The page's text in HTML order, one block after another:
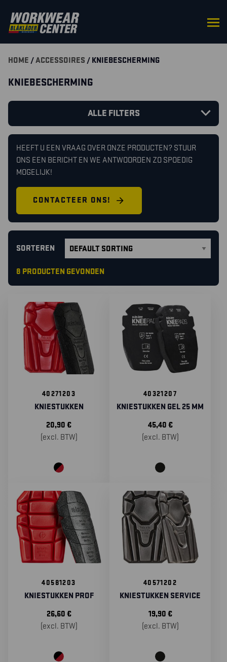
HOME /ACCESSOIRES / KNIEBESCHERMING
KNIEBESCHERMING
ALLE FILTERS
HEEFT U EEN VRAAG OVER ONZE PRODUCTEN? STUUR
ONS EEN BERICHT EN WE ANTWOORDEN ZO SPOEDIG
MOGELIJK!
CONTACTEER ONS!
SORTEREN
8 PRODUCTEN GEVONDEN
40271203
KNIESTUKKEN
20,90 €
(excl. BTW)
40321207
KNIESTUKKEN GEL 25 MM
45,40 €
(excl. BTW)
40581203
KNIESTUKKEN PROF
26,60 €
(excl. BTW)
40571202
KNIESTUKKEN SERVICE
19,90 €
(excl. BTW)